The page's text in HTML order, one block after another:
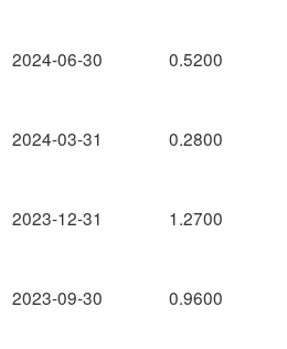
2024-06-30
2024-03-31
2023-12-31
2023-09-30
0.5200
0.2800
1.2700
0.9600